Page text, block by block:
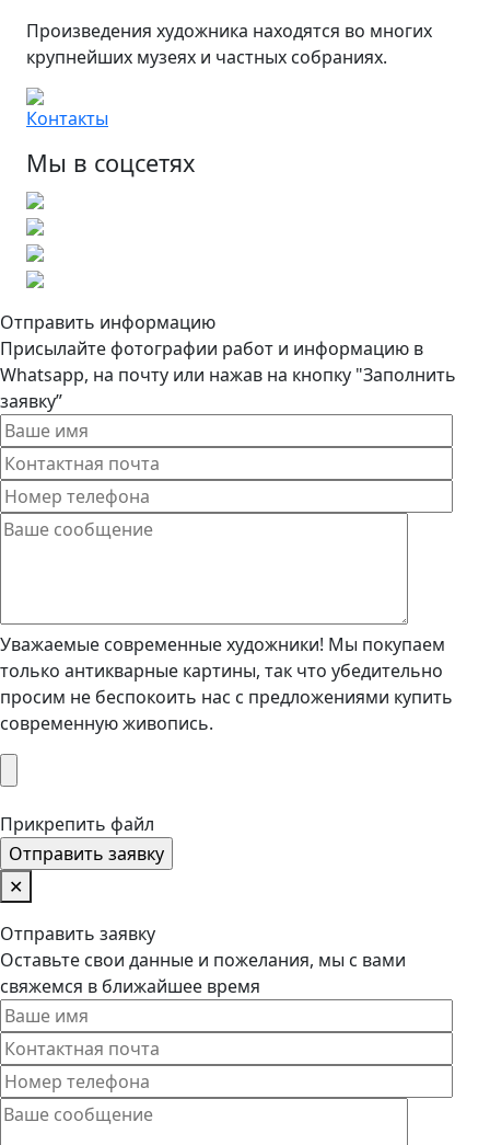
Произведения художника находятся во многих
крупнейших музеях и частных собраниях.
Контакты
Мы в соцсетях
Отправить информацию
Присылайте фотографии работ и информацию в
Whatsapp, на почту или нажав на кнопку "Заполнить
заявку”
Уважаемые современные художники! Мы покупаем
только антикварные картины, так что убедительно
просим не беспокоить нас с предложениями купить
современную живопись.
Прикрепить файл
✕
Отправить заявку
Оставьте свои данные и пожелания, мы с вами
свяжемся в ближайшее время